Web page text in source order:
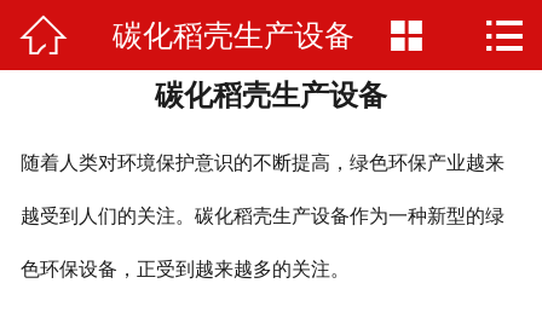
网站首页
公司简介
产品展示
厂房厂景
 碳化稻壳生产设备  
碳化稻壳生产设备
随着人类对环境保护意识的不断提高，绿色环保产业越来
越受到人们的关注。碳化稻壳生产设备作为一种新型的绿
色环保设备，正受到越来越多的关注。